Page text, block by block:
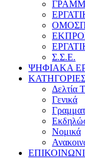
Σ.Σ.Ε.
ΨΗΦΙΑΚΑ
Δελτία
Γενικά
Νομικά